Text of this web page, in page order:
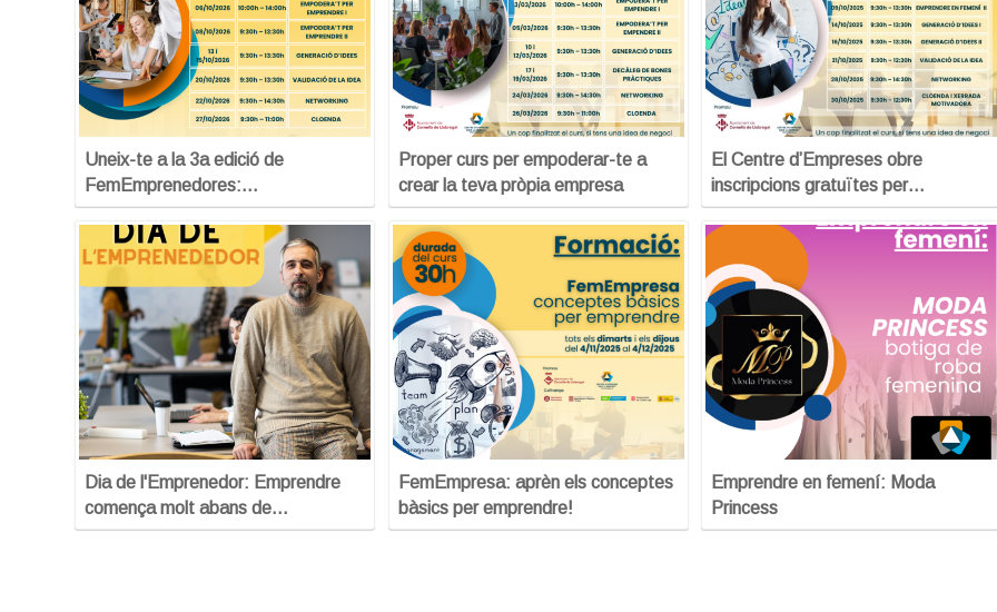
Uneix-te a la 3a edició de
FemEmprenedores:…
Dia de l'Emprenedor: Emprendre
comença molt abans de…
Proper curs per empoderar-te a
crear la teva pròpia empresa
FemEmpresa: aprèn els conceptes
bàsics per emprendre!
El Centre d’Empreses obre
inscripcions gratuïtes per…
Emprendre en femení: Moda
Princess